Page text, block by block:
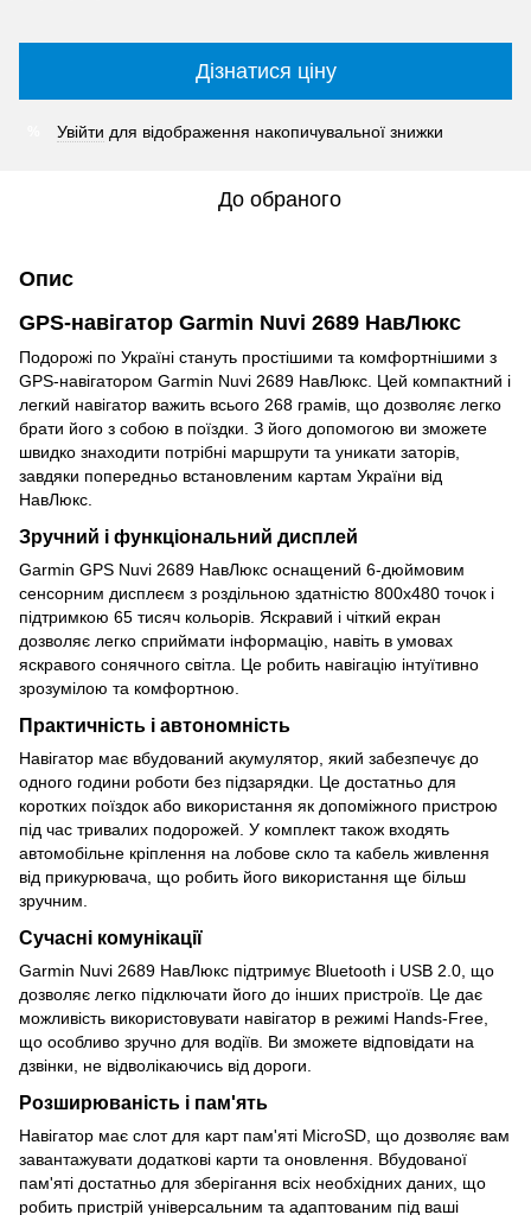
Дізнатися ціну
Увійти для відображення накопичувальної знижки
До обраного
Опис
GPS-навігатор Garmin Nuvi 2689 НавЛюкс
Подорожі по Україні стануть простішими та комфортнішими з
GPS-навігатором Garmin Nuvi 2689 НавЛюкс. Цей компактний і
легкий навігатор важить всього 268 грамів, що дозволяє легко
брати його з собою в поїздки. З його допомогою ви зможете
швидко знаходити потрібні маршрути та уникати заторів,
завдяки попередньо встановленим картам України від
НавЛюкс.
Зручний і функціональний дисплей
Garmin GPS Nuvi 2689 НавЛюкс оснащений 6-дюймовим
сенсорним дисплеєм з роздільною здатністю 800x480 точок і
підтримкою 65 тисяч кольорів. Яскравий і чіткий екран
дозволяє легко сприймати інформацію, навіть в умовах
яскравого сонячного світла. Це робить навігацію інтуїтивно
зрозумілою та комфортною.
Практичність і автономність
Навігатор має вбудований акумулятор, який забезпечує до
одного години роботи без підзарядки. Це достатньо для
коротких поїздок або використання як допоміжного пристрою
під час тривалих подорожей. У комплект також входять
автомобільне кріплення на лобове скло та кабель живлення
від прикурювача, що робить його використання ще більш
зручним.
Сучасні комунікації
Garmin Nuvi 2689 НавЛюкс підтримує Bluetooth і USB 2.0, що
дозволяє легко підключати його до інших пристроїв. Це дає
можливість використовувати навігатор в режимі Hands-Free,
що особливо зручно для водіїв. Ви зможете відповідати на
дзвінки, не відволікаючись від дороги.
Розширюваність і пам'ять
Навігатор має слот для карт пам'яті MicroSD, що дозволяє вам
завантажувати додаткові карти та оновлення. Вбудованої
пам'яті достатньо для зберігання всіх необхідних даних, що
робить пристрій універсальним та адаптованим під ваші